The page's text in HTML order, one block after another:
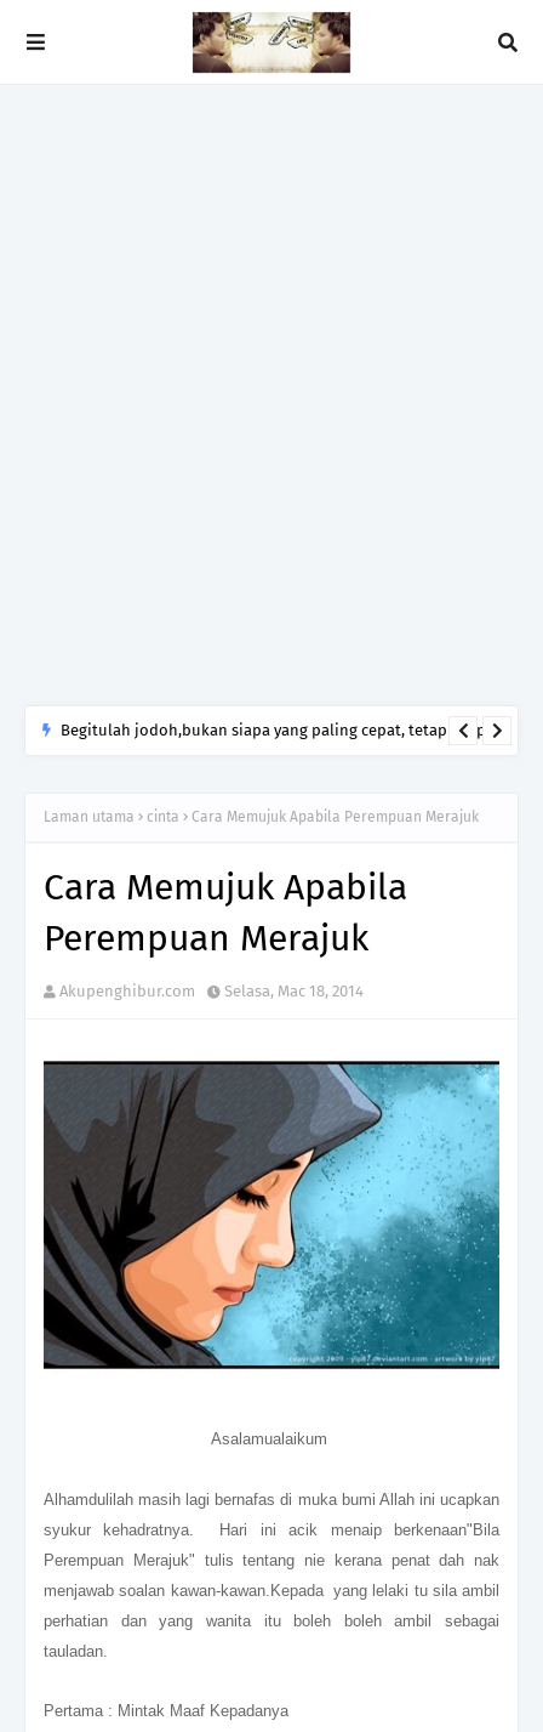
Yang Mengecewakanmu Itu Manusia, Tetapi Mengapa Allah
Laman utama cinta Cara Memujuk Apabila Perempuan Merajuk
Cara Memujuk Apabila
Perempuan Merajuk
Akupenghibur.com Selasa, Mac 18, 2014
Asalamualaikum
Alhamdulilah masih lagi bernafas di muka bumi Allah ini ucapkan
syukur kehadratnya. Hari ini acik menaip berkenaan"Bila
Perempuan Merajuk" tulis tentang nie kerana penat dah nak
menjawab soalan kawan-kawan.Kepada yang lelaki tu sila ambil
perhatian dan yang wanita itu boleh boleh ambil sebagai
tauladan.
Pertama : Mintak Maaf Kepadanya